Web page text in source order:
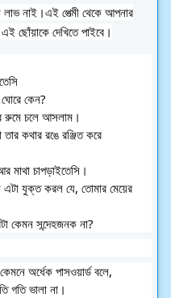
নাই।এই পেত্মী থেকে আপনার
ছোঁয়াকে দেখিতে পাইবে।
কেন?
রুমে চলে আসলাম।
কথার রঙে রঞ্জিত করে
মাথা চাপড়াইতেসি।
যুক্ত করল যে, তোমার মেয়ের
কেমন সন্দেহজনক না?
অর্ধেক পাসওয়ার্ড বলে,
গতি ভালা না।